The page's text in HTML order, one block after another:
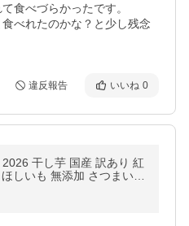
食べづらかったです。
べれたのかな？と少し残念
違反報告 いいね 0
干し芋 国産 訳あり 紅
しいも 無添加 さつまいも
ーツ ダイエット 送料無料